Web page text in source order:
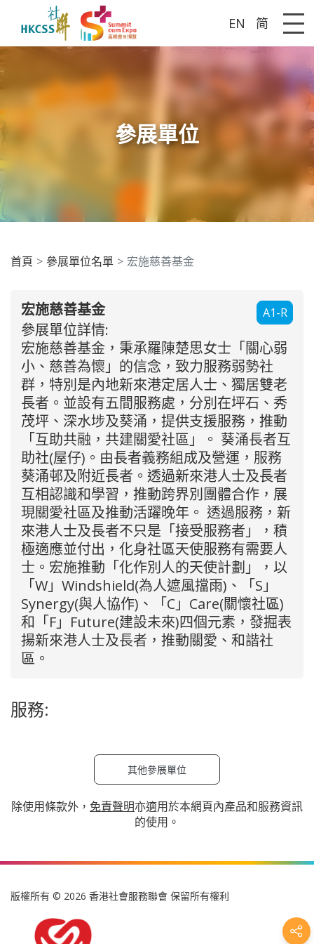
EN 简
參展單位
首頁 參展單位名單 宏施慈善基金
A1-R
宏施慈善基金
參展單位詳情:
宏施慈善基金，秉承羅陳楚思女士「關心弱
小、慈善為懷」的信念，致力服務弱勢社
群，特別是內地新來港定居人士、獨居雙老
長者。並設有五間服務處，分別在坪石、秀
茂坪、深水埗及葵涌，提供支援服務，推動
「互助共融，共建關愛社區」。 葵涌長者互
助社(屋仔)。由長者義務組成及營運，服務
葵涌邨及附近長者。透過新來港人士及長者
互相認識和學習，推動跨界別團體合作，展
現關愛社區及推動活躍晚年。 透過服務，新
來港人士及長者不只是「接受服務者」，積
極適應並付出，化身社區天使服務有需要人
士。宏施推動「化作別人的天使計劃」，以
「W」Windshield(為人遮風擋雨)、「S」
Synergy(與人協作)、「C」Care(關懷社區)
和「F」Future(建設未來)四個元素，發掘表
揚新來港人士及長者，推動關愛、和諧社
區。
服務:
其他參展單位
除使用條款外， 免責聲明亦適用於本網頁內產品和服務資訊
的使用。
版權所有 © 2026 香港社會服務聯會 保留所有權利